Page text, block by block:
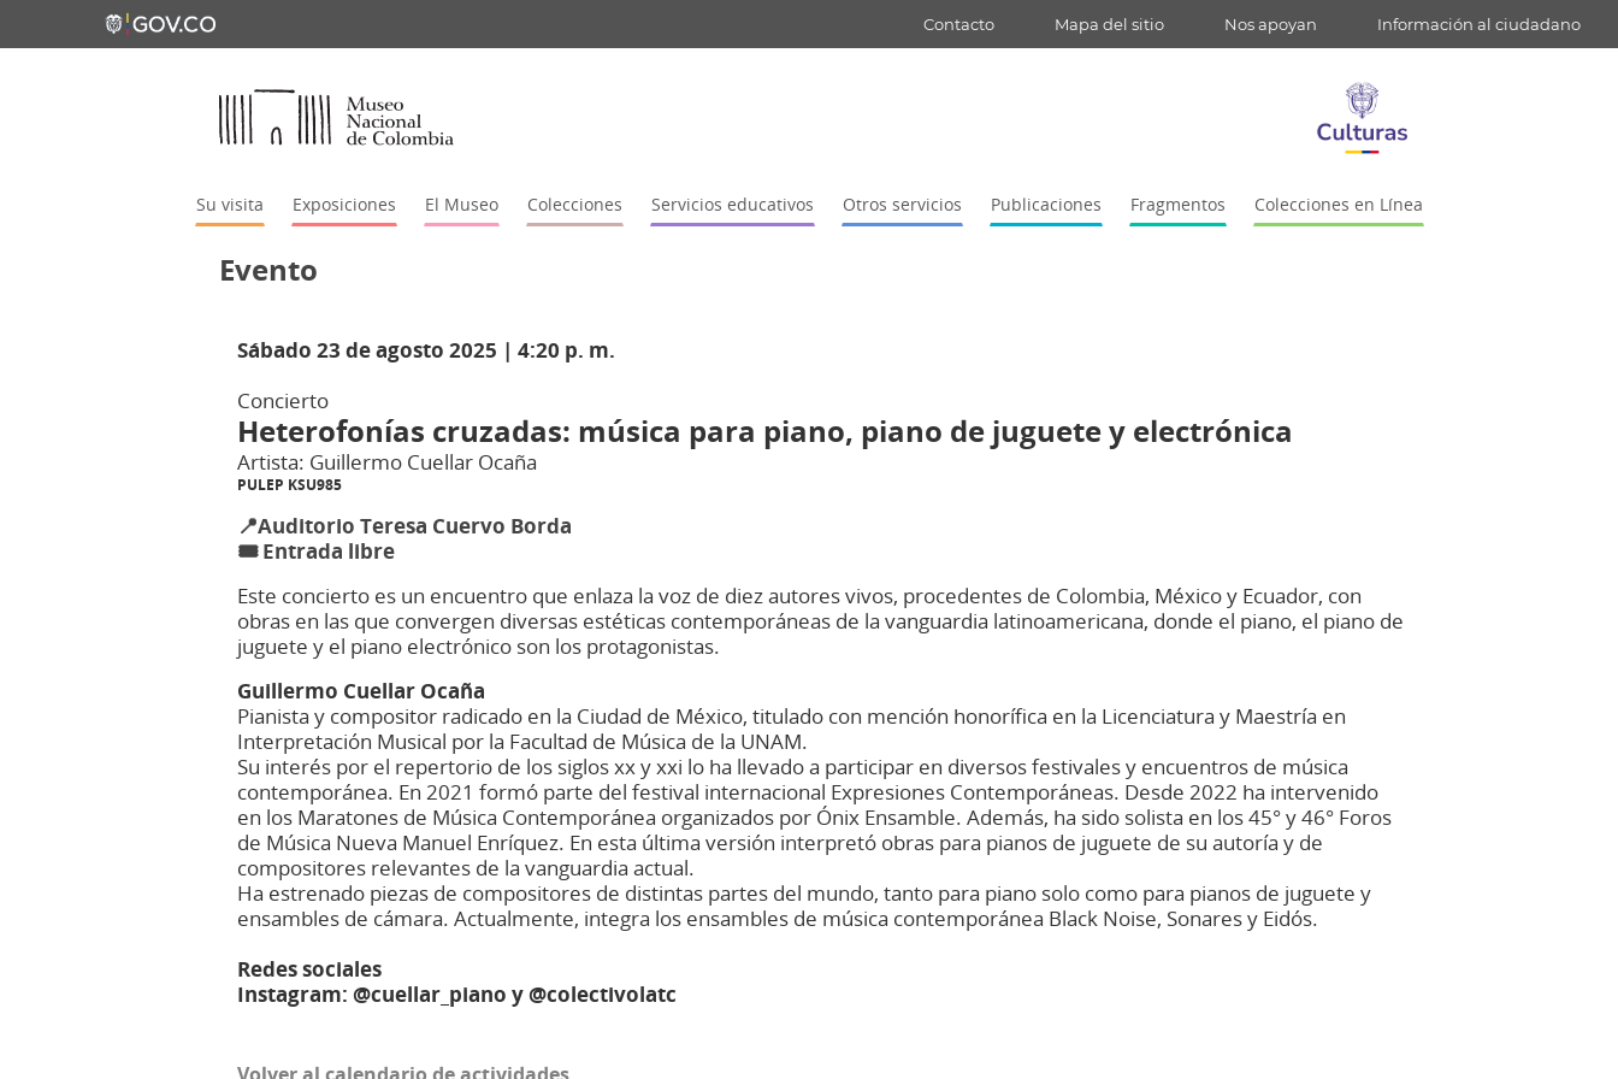
Contacto Mapa del sitio Nos apoyan Información al ciudadano
Su visita Exposiciones El Museo Colecciones Servicios educativos Otros servicios Publicaciones Fragmentos Colecciones en Línea
Evento
Sábado 23 de agosto 2025 | 4:20 p. m.
Concierto
Heterofonías cruzadas: música para piano, piano de juguete y electrónica
Artista: Guillermo Cuellar Ocaña
PULEP KSU985
📍Auditorio Teresa Cuervo Borda
🎟️ Entrada libre​​
Este concierto es un encuentro que enlaza la voz de diez autores vivos, procedentes de Colombia, México y Ecuador, con
obras en las que convergen diversas estéticas contemporáneas de la vanguardia latinoamericana, donde el piano, el piano de
juguete y el piano electrónico son los protagonistas.
Guillermo Cuellar Ocaña
Pianista y compositor radicado en la Ciudad de México, titulado con mención honorífica en la Licenciatura y Maestría en
Interpretación Musical por la Facultad de Música de la UNAM.
Su interés por el repertorio de los siglos xx y xxi lo ha llevado a participar en diversos festivales y encuentros de música
contemporánea. En 2021 formó parte del festival internacional Expresiones Contemporáneas. Desde 2022 ha intervenido
en los Maratones de Música Contemporánea organizados por Ónix Ensamble. Además, ha sido solista en los 45° y 46° Foros
de Música Nueva Manuel Enríquez. En esta última versión interpretó obras para pianos de juguete de su autoría y de
compositores relevantes de la vanguardia actual.
Ha estrenado piezas de compositores de distintas partes del mundo, tanto para piano solo como para pianos de juguete y
ensambles de cámara. Actualmente, integra los ensambles de música contemporánea Black Noise, Sonares y Eidós.
Redes sociales
Instagram: @cuellar_piano y @colectivolatc